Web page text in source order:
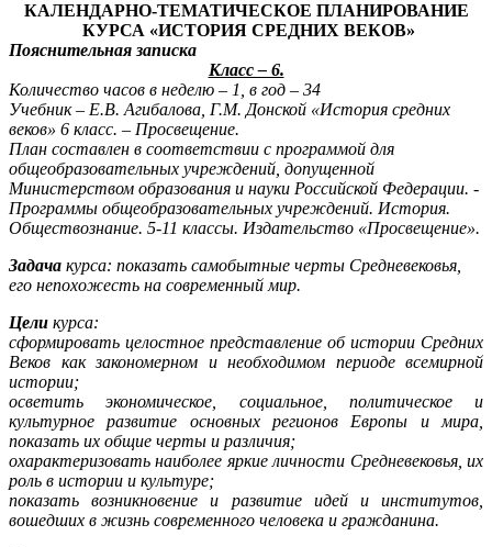
КАЛЕНДАРНО-ТЕМАТИЧЕСКОЕ ПЛАНИРОВАНИЕ
КУРСА «ИСТОРИЯ СРЕДНИХ ВЕКОВ»
Пояснительная записка
Класс – 6.
Количество часов в неделю – 1, в год – 34
Учебник – Е.В. Агибалова, Г.М. Донской «История средних
веков» 6 класс. – Просвещение.
План составлен в соответствии с программой для
общеобразовательных учреждений, допущенной
Министерством образования и науки Российской Федерации. -
Программы общеобразовательных учреждений. История.
Обществознание. 5-11 классы. Издательство «Просвещение».
Задача курса: показать самобытные черты Средневековья,
его непохожесть на современный мир.
Цели курса:
сформировать целостное представление об истории Средних
Веков как закономерном и необходимом периоде всемирной
истории;
осветить экономическое, социальное, политическое и
культурное развитие основных регионов Европы и мира,
показать их общие черты и различия;
охарактеризовать наиболее яркие личности Средневековья, их
роль в истории и культуре;
показать возникновение и развитие идей и институтов,
вошедших в жизнь современного человека и гражданина.